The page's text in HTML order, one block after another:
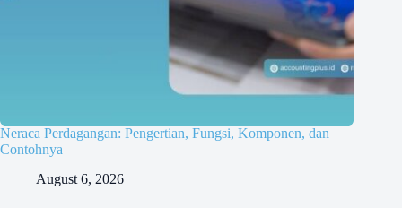
Neraca Perdagangan: Pengertian, Fungsi, Komponen, dan
Contohnya
August 6, 2026